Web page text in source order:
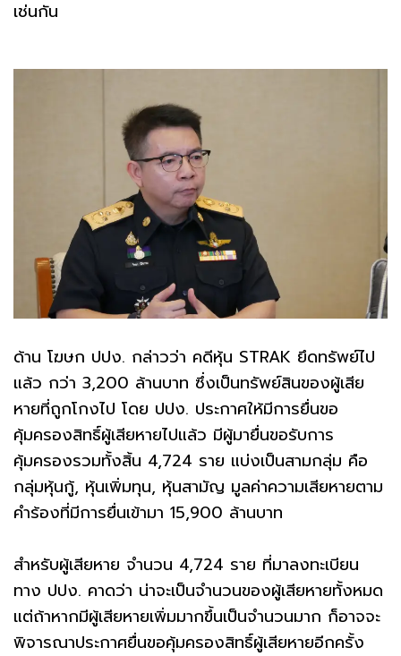
เช่นกัน
ด้าน โฆษก ปปง. กล่าวว่า คดีหุ้น STRAK ยึดทรัพย์ไป
แล้ว กว่า 3,200 ล้านบาท ซึ่งเป็นทรัพย์สินของผู้เสีย
หายที่ถูกโกงไป โดย ปปง. ประกาศให้มีการยื่นขอ
คุ้มครองสิทธิ์ผู้เสียหายไปแล้ว มีผู้มายื่นขอรับการ
คุ้มครองรวมทั้งสิ้น 4,724 ราย แบ่งเป็นสามกลุ่ม คือ
กลุ่มหุ้นกู้, หุ้นเพิ่มทุน, หุ้นสามัญ มูลค่าความเสียหายตาม
คำร้องที่มีการยื่นเข้ามา 15,900 ล้านบาท
สำหรับผู้เสียหาย จำนวน 4,724 ราย ที่มาลงทะเบียน
ทาง ปปง. คาดว่า น่าจะเป็นจำนวนของผู้เสียหายทั้งหมด
แต่ถ้าหากมีผู้เสียหายเพิ่มมากขึ้นเป็นจำนวนมาก ก็อาจจะ
พิจารณาประกาศยื่นขอคุ้มครองสิทธิ์ผู้เสียหายอีกครั้ง